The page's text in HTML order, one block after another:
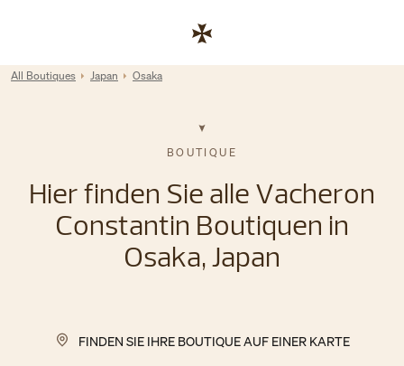
Link zur Unternehmenswebsite
Return to Nav
All Boutiques Japan Osaka
BOUTIQUE
Hier finden Sie alle Vacheron
Constantin Boutiquen in
Osaka, Japan
FINDEN SIE IHRE BOUTIQUE AUF EINER KARTE